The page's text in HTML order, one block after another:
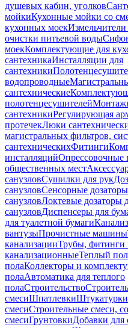
душевых кабин, уголков
мойкиКухонные мойки со
кухонных моек
очистки питьевой воды
моекКомплектующие для
сантехникаИнсталляции для
сантехники
водопроводные
сантехнические
полотенцесушителей
сантехникиРегулирующая
протечекЛюки
магистральных фильтров,
сантехническихФитинги
инсталляцийОпрессовочные
общественных мест
санузловСушилки для рук
санузловСенсорные
санузловЛоктевые дозаторы
санузловДиспенсеры для
для туалетной бумаги
вантузыПрочистные машины
канализацииТрубы, фитинги
канализационныеТеплый
полаКоллекторы и
полаАвтоматика для теплого
полаСтроительство
смесиШпатлевкиШтукатурки
смесиСтроительные смеси,
смесиГрунтовкиДобавки для